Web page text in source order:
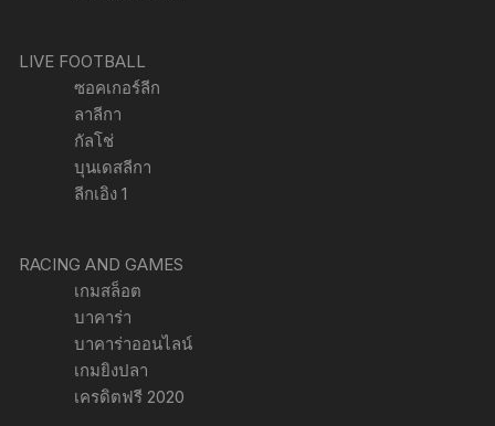
LIVE FOOTBALL
ซอคเกอร์ลีก
ลาลีกา
กัลโช่
บุนเดสลีกา
ลีกเอิง 1
RACING AND GAMES
เกมสล็อต
บาคาร่า
บาคาร่าออนไลน์
เกมยิงปลา
เครดิตฟรี 2020